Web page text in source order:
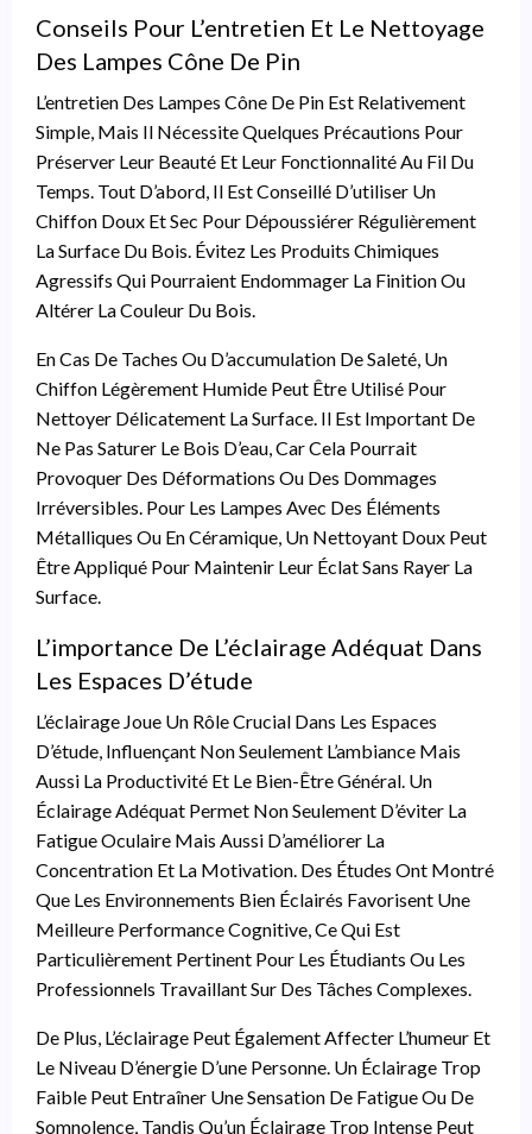
Conseils Pour L’entretien Et Le Nettoyage
Des Lampes Cône De Pin
L’entretien Des Lampes Cône De Pin Est Relativement
Simple, Mais Il Nécessite Quelques Précautions Pour
Préserver Leur Beauté Et Leur Fonctionnalité Au Fil Du
Temps. Tout D’abord, Il Est Conseillé D’utiliser Un
Chiffon Doux Et Sec Pour Dépoussiérer Régulièrement
La Surface Du Bois. Évitez Les Produits Chimiques
Agressifs Qui Pourraient Endommager La Finition Ou
Altérer La Couleur Du Bois.
En Cas De Taches Ou D’accumulation De Saleté, Un
Chiffon Légèrement Humide Peut Être Utilisé Pour
Nettoyer Délicatement La Surface. Il Est Important De
Ne Pas Saturer Le Bois D’eau, Car Cela Pourrait
Provoquer Des Déformations Ou Des Dommages
Irréversibles. Pour Les Lampes Avec Des Éléments
Métalliques Ou En Céramique, Un Nettoyant Doux Peut
Être Appliqué Pour Maintenir Leur Éclat Sans Rayer La
Surface.
L’importance De L’éclairage Adéquat Dans
Les Espaces D’étude
L’éclairage Joue Un Rôle Crucial Dans Les Espaces
D’étude, Influençant Non Seulement L’ambiance Mais
Aussi La Productivité Et Le Bien-Être Général. Un
Éclairage Adéquat Permet Non Seulement D’éviter La
Fatigue Oculaire Mais Aussi D’améliorer La
Concentration Et La Motivation. Des Études Ont Montré
Que Les Environnements Bien Éclairés Favorisent Une
Meilleure Performance Cognitive, Ce Qui Est
Particulièrement Pertinent Pour Les Étudiants Ou Les
Professionnels Travaillant Sur Des Tâches Complexes.
De Plus, L’éclairage Peut Également Affecter L’humeur Et
Le Niveau D’énergie D’une Personne. Un Éclairage Trop
Faible Peut Entraîner Une Sensation De Fatigue Ou De
Somnolence, Tandis Qu’un Éclairage Trop Intense Peut